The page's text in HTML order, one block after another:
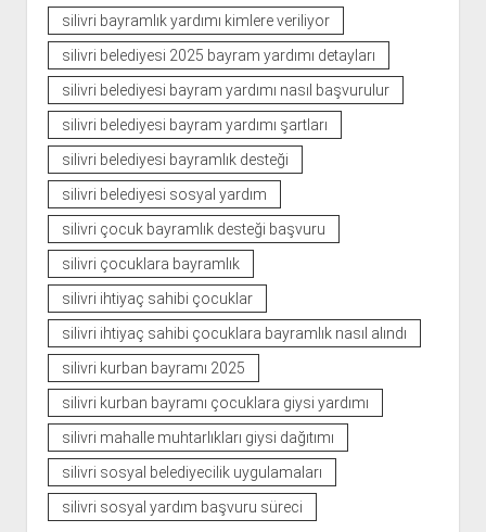
silivri bayramlık yardımı kimlere veriliyor
silivri belediyesi 2025 bayram yardımı detayları
silivri belediyesi bayram yardımı nasıl başvurulur
silivri belediyesi bayram yardımı şartları
silivri belediyesi bayramlık desteği
silivri belediyesi sosyal yardım
silivri çocuk bayramlık desteği başvuru
silivri çocuklara bayramlık
silivri ihtiyaç sahibi çocuklar
silivri ihtiyaç sahibi çocuklara bayramlık nasıl alındı
silivri kurban bayramı 2025
silivri kurban bayramı çocuklara giysi yardımı
silivri mahalle muhtarlıkları giysi dağıtımı
silivri sosyal belediyecilik uygulamaları
silivri sosyal yardım başvuru süreci